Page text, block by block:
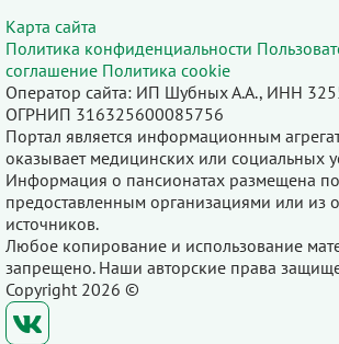
Карта сайта
Политика конфиденциальности
соглашение Политика cookie
Оператор сайта: ИП Шубных А.А., ИНН
ОГРНИП 316325600085756
Портал является информационным
оказывает медицинских или социальных
Информация о пансионатах размещена
предоставленным организациями или из
источников.
Любое копирование и использование
запрещено. Наши авторские права
Copyright 2026 ©